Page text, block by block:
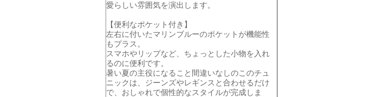
愛らしい雰囲気を演出します。
【便利なポケット付き】
左右に付いたマリンブルーのポケットが機能性
もプラス。
スマホやリップなど、ちょっとした小物を入れ
るのに便利です。
暑い夏の主役になること間違いなしのこのチュ
ニックは、ジーンズやレギンスと合わせるだけ
で、おしゃれで個性的なスタイルが完成しま